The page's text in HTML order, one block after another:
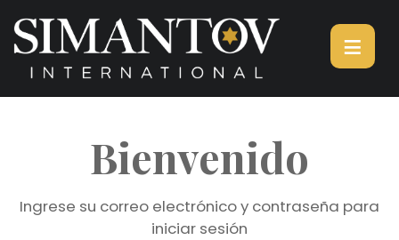
≡
Bienvenido
Ingrese su correo electrónico y contraseña para
iniciar sesión